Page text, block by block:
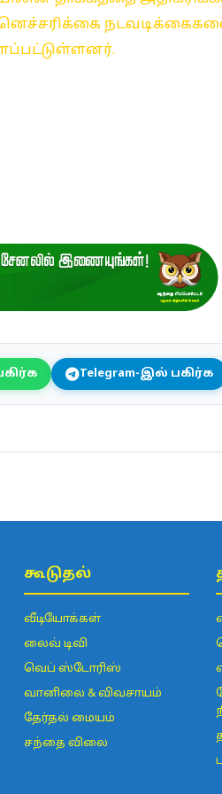
Telegram-இல் பகிர்க
கூடுதல்
வீடியோக்கள்
லைவ் டிவி
வெப் ஸ்டோரிஸ்
வானிலை & விவசாயம்
தேர்தல் மையம்
சந்தை விலை